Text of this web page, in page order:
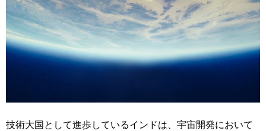
技術大国として進歩しているインドは、宇宙開発において